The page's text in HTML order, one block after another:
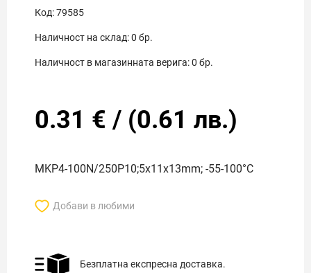
Код:79585
Наличност на склад:0 бр.
Наличност в магазинната верига:0 бр.
0.31 € / (0.61 лв.)
MKP4-100N/250P10;5x11x13mm; -55-100°C
Добави в любими
Безплатна експресна доставка.